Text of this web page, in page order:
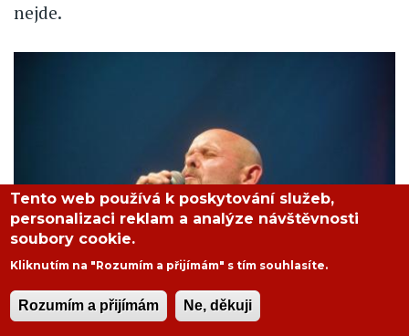
nejde.
Tento web používá k poskytování služeb,
personalizaci reklam a analýze návštěvnosti
soubory cookie.
Kliknutím na "Rozumím a přijímám" s tím souhlasíte.
Rozumím a přijímám Ne, děkuji